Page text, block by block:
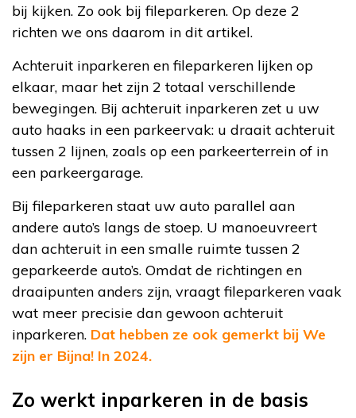
bij kijken. Zo ook bij fileparkeren. Op deze 2
richten we ons daarom in dit artikel.
Achteruit inparkeren en fileparkeren lijken op
elkaar, maar het zijn 2 totaal verschillende
bewegingen. Bij achteruit inparkeren zet u uw
auto haaks in een parkeervak: u draait achteruit
tussen 2 lijnen, zoals op een parkeerterrein of in
een parkeergarage.
Bij fileparkeren staat uw auto parallel aan
andere auto’s langs de stoep. U manoeuvreert
dan achteruit in een smalle ruimte tussen 2
geparkeerde auto’s. Omdat de richtingen en
draaipunten anders zijn, vraagt fileparkeren vaak
wat meer precisie dan gewoon achteruit
inparkeren. Dat hebben ze ook gemerkt bij We
zijn er Bijna! In 2024.
Zo werkt inparkeren in de basis